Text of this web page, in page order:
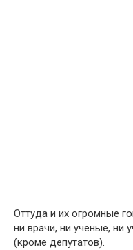
Оттуда и их огромные
ни врачи, ни ученые, ни
(кроме депутатов).